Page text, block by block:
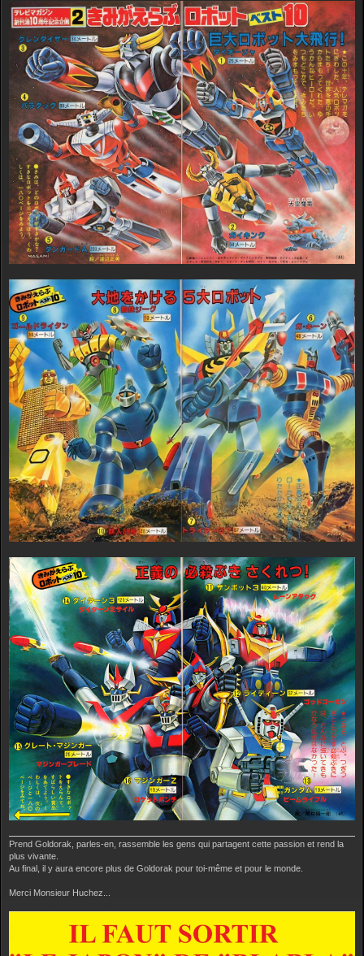
s
s
a
g
e
Prend Goldorak, parles-en, rassemble les gens qui partagent cette passion et rend la
plus vivante.
Au final, il y aura encore plus de Goldorak pour toi-même et pour le monde.
Merci Monsieur Huchez...